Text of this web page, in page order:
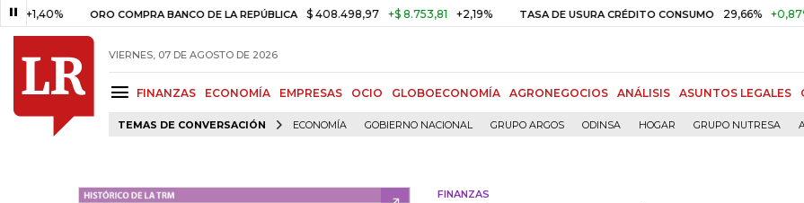
ORO COMPRA BANCO DE LA REPÚBLICA $ 408.498,97 +$ 8.753,81 +2,19% TASA DE USURA CRÉDITO CONSUMO 29,66% +0,87%
VIERNES, 07 DE AGOSTO DE 2026
FINANZAS ECONOMÍA EMPRESAS OCIO GLOBOECONOMÍA AGRONEGOCIOS ANÁLISIS ASUNTOS LEGALES
TEMAS DE CONVERSACIÓN ECONOMÍA GOBIERNO NACIONAL GRUPO ARGOS ODINSA HOGAR GRUPO NUTRESA
FINANZAS